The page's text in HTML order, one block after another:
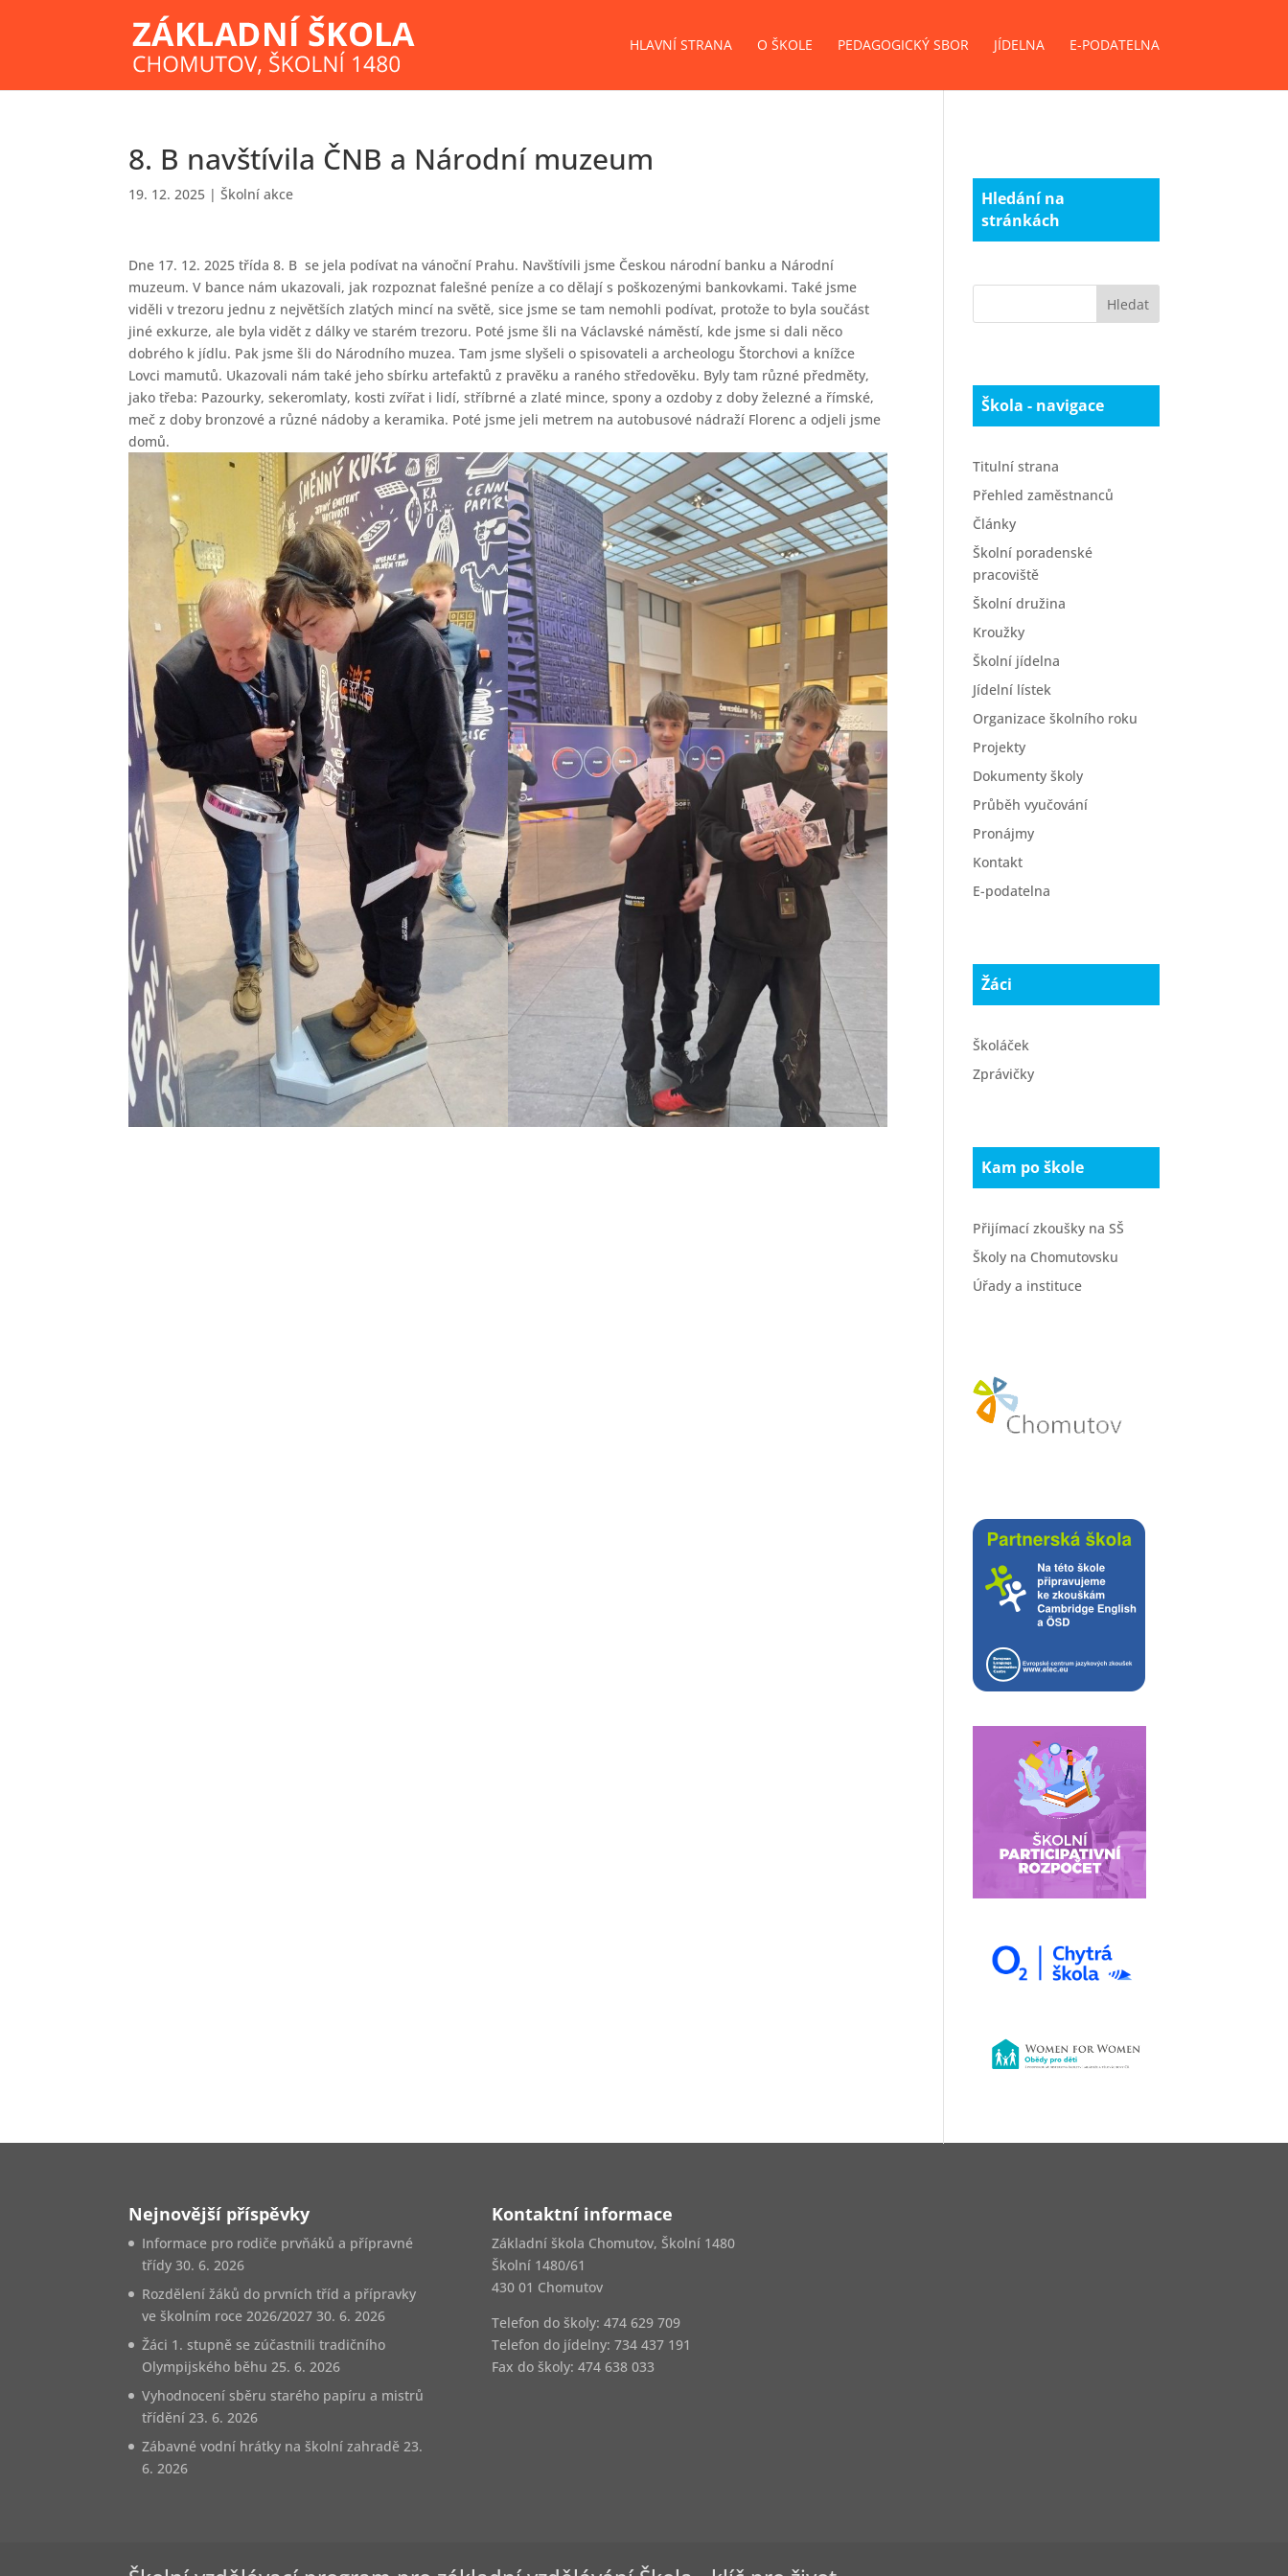
HLAVNÍ STRANA O ŠKOLE PEDAGOGICKÝ SBOR JÍDELNA E-PODATELNA
8. B navštívila ČNB a Národní muzeum
19. 12. 2025 |Školní akce
Dne 17. 12. 2025 třída 8. B se jela podívat na vánoční Prahu. Navštívili jsme Českou národní banku a Národní
muzeum. V bance nám ukazovali, jak rozpoznat falešné peníze a co dělají s poškozenými bankovkami. Také jsme
viděli v trezoru jednu z největších zlatých mincí na světě, sice jsme se tam nemohli podívat, protože to byla součást
jiné exkurze, ale byla vidět z dálky ve starém trezoru. Poté jsme šli na Václavské náměstí, kde jsme si dali něco
dobrého k jídlu. Pak jsme šli do Národního muzea. Tam jsme slyšeli o spisovateli a archeologu Štorchovi a knížce
Lovci mamutů. Ukazovali nám také jeho sbírku artefaktů z pravěku a raného středověku. Byly tam různé předměty,
jako třeba: Pazourky, sekeromlaty, kosti zvířat i lidí, stříbrné a zlaté mince, spony a ozdoby z doby železné a římské,
meč z doby bronzové a různé nádoby a keramika. Poté jsme jeli metrem na autobusové nádraží Florenc a odjeli jsme
domů.
Hledání na
stránkách
Škola - navigace
Titulní strana
Přehled zaměstnanců
Články
Školní poradenské
pracoviště
Školní družina
Kroužky
Školní jídelna
Jídelní lístek
Organizace školního roku
Projekty
Dokumenty školy
Průběh vyučování
Pronájmy
Kontakt
E-podatelna
Žáci
Školáček
Zprávičky
Kam po škole
Přijímací zkoušky na SŠ
Školy na Chomutovsku
Úřady a instituce
Nejnovější příspěvky
Informace pro rodiče prvňáků a přípravné
třídy 30. 6. 2026
Rozdělení žáků do prvních tříd a přípravky
ve školním roce 2026/2027 30. 6. 2026
Žáci 1. stupně se zúčastnili tradičního
Olympijského běhu 25. 6. 2026
Vyhodnocení sběru starého papíru a mistrů
třídění 23. 6. 2026
Zábavné vodní hrátky na školní zahradě 23.
6. 2026
Kontaktní informace
Základní škola Chomutov, Školní 1480
Školní 1480/61
430 01 Chomutov
Telefon do školy: 474 629 709
Telefon do jídelny: 734 437 191
Fax do školy: 474 638 033